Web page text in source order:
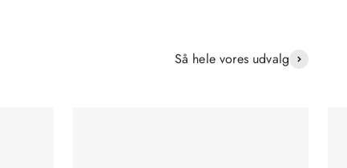
Så hele vores udvalg